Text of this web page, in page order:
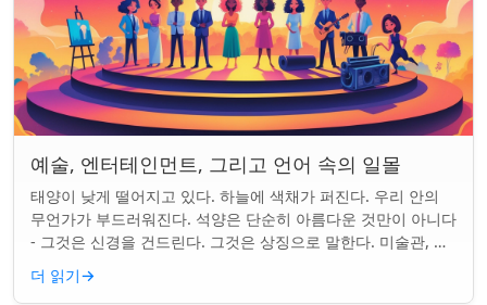
예술, 엔터테인먼트, 그리고 언어 속의 일몰
태양이 낮게 떨어지고 있다. 하늘에 색채가 퍼진다. 우리 안의
무언가가 부드러워진다. 석양은 단순히 아름다운 것만이 아니다
- 그것은 신경을 건드린다. 그것은 상징으로 말한다. 미술관, 화
면, 그리고 우리가 말하는 ...
더 읽기→